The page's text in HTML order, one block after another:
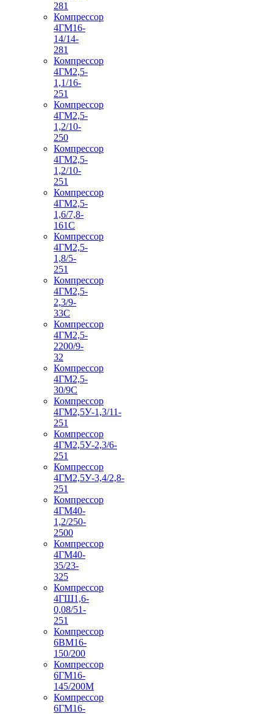
281
Компрессор
4ГМ16-
14/14-
281
Компрессор
4ГМ2,5-
1,1/16-
251
Компрессор
4ГМ2,5-
1,2/10-
250
Компрессор
4ГМ2,5-
1,2/10-
251
Компрессор
4ГМ2,5-
1,6/7,8-
161С
Компрессор
4ГМ2,5-
1,8/5-
251
Компрессор
4ГМ2,5-
2,3/9-
33С
Компрессор
4ГМ2,5-
2200/9-
32
Компрессор
4ГМ2,5-
30/9С
Компрессор
4ГМ2,5У-1,3/11-
251
Компрессор
4ГМ2,5У-2,3/6-
251
Компрессор
4ГМ2,5У-3,4/2,8-
251
Компрессор
4ГМ40-
1,2/250-
2500
Компрессор
4ГМ40-
35/23-
325
Компрессор
4ГШ1,6-
0,08/51-
251
Компрессор
6ВМ16-
150/200
Компрессор
6ГМ16-
145/200М
Компрессор
6ГМ16-